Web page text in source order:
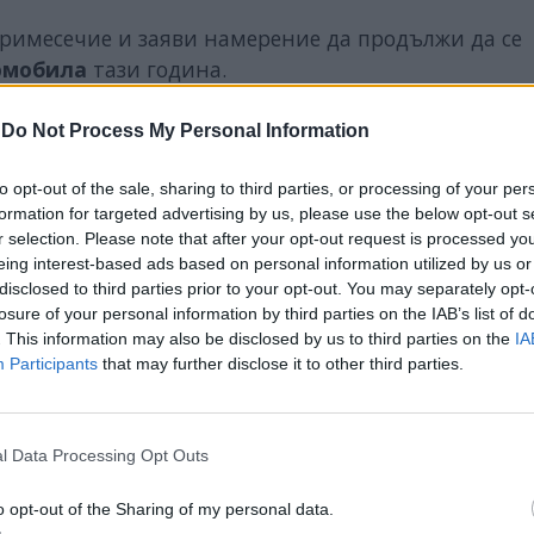
Do Not Process My Personal Information
opt-out of the sale, sharing to third parties, or processing of your
for targeted advertising by us, please use the below opt-out
selection. Please note that after your opt-out request is processed
interest-based ads based on personal information utilized by us
to third parties prior to your opt-out. You may separately
of your personal information by third parties on the IAB’s list of
This information may also be disclosed by us to third parties on the
Participants that may further disclose it to other third parties.
Data Processing Opt Outs
opt-out of the Sharing of my personal data.
и заяви намерение да продължи да се
тази година.
НОВИНИ »
Последвайте ни във
facebook